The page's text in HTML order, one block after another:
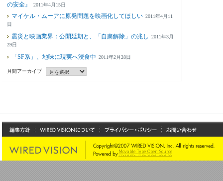
の安全』
2011年4月15日
マイケル・ムーアに原発問題を映画化してほしい 2011年4月11
日
震災と映画業界：公開延期と、「自粛解除」の兆し
2011年3月
29日
「SF系」、地味に現実へ浸食中 2011年2月28日
月間アーカイブ